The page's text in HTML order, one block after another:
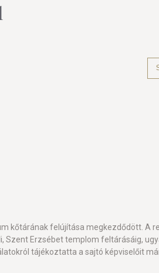
kőtárának felújítása megkezdődött. A
Szent Erzsébet templom feltárásáig,
tájékoztatta a sajtó képviselőit